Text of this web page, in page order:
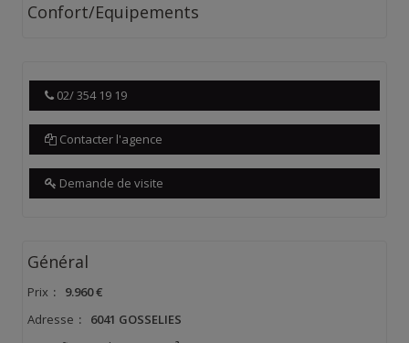
Confort/Equipements
02/ 354 19 19
Contacter l'agence
Demande de visite
Général
Prix :
9.960 €
Adresse :
6041 GOSSELIES